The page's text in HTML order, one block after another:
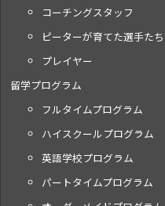
コーチングスタッフ
ピーターが育てた選手たち
プレイヤー
留学プログラム
フルタイムプログラム
ハイスクールプログラム
英語学校プログラム
パートタイムプログラム